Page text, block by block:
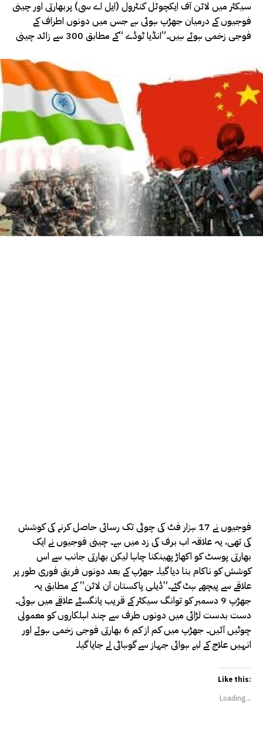
سیکٹر میں لائن آف ایکچوئل کنٹرول (ایل اے سی) پربھارتی اور چینی
فوجیوں کے درمیان جھڑپ ہوئی ہے جس میں دونوں اطراف کے
فوجی زخمی ہوئے ہیں۔”انڈیا ٹوڈے “کے مطابق 300 سے زائد چینی
فوجیوں نے 17 ہزار فٹ کی چوٹی تک رسائی حاصل کرنے کی کوشش
کی تھی، یہ علاقہ اب برف کی زد میں ہے۔ چینی فوجیوں نے ایک
بھارتی پوسٹ کو اکھاڑ پھینکنا چاہا لیکن بھارتی جانب سے اس
کوشش کو ناکام بنا دیا گیا۔ جھڑپ کے بعد دونوں فریق فوری طور پر
علاقے سے پیچھے ہٹ گئے۔”ڈیلی پاکستان آن لائن” کے مطابق یہ
جھڑپ 9 دسمبر کو توانگ سیکٹر کے قریب یانگسٹے علاقے میں ہوئی۔
دست بدست لڑائی میں دونوں طرف سے چند اہلکاروں کو معمولی
چوٹیں آئیں۔ جھڑپ میں کم از کم 6 بھارتی فوجی زخمی ہوئے اور
انہیں علاج کے لیے ہوائی جہاز سے گوہاٹی لے جایا گیا۔
Like this:
Loading...